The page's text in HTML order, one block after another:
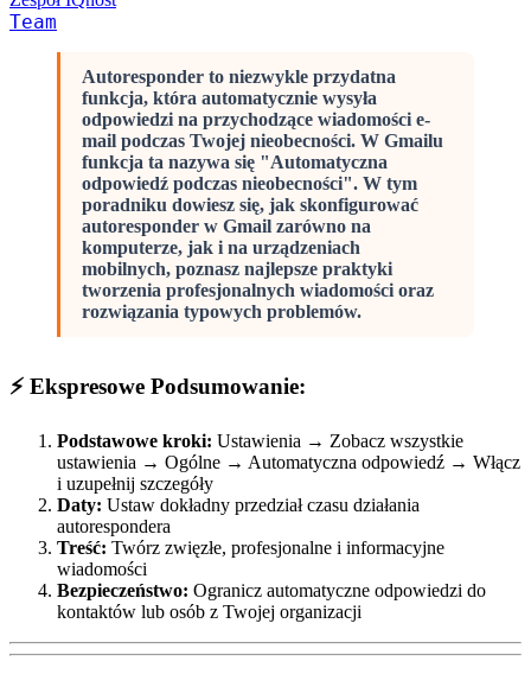
Team
Autoresponder to niezwykle przydatna
funkcja, która automatycznie wysyła
odpowiedzi na przychodzące wiadomości e-
mail podczas Twojej nieobecności. W Gmailu
funkcja ta nazywa się "Automatyczna
odpowiedź podczas nieobecności". W tym
poradniku dowiesz się, jak skonfigurować
autoresponder w Gmail zarówno na
komputerze, jak i na urządzeniach
mobilnych, poznasz najlepsze praktyki
tworzenia profesjonalnych wiadomości oraz
rozwiązania typowych problemów.
⚡ Ekspresowe Podsumowanie:
Podstawowe kroki: Ustawienia → Zobacz wszystkie
ustawienia → Ogólne → Automatyczna odpowiedź → Włącz
i uzupełnij szczegóły
Daty: Ustaw dokładny przedział czasu działania
autorespondera
Treść: Twórz zwięzłe, profesjonalne i informacyjne
wiadomości
Bezpieczeństwo: Ogranicz automatyczne odpowiedzi do
kontaktów lub osób z Twojej organizacji